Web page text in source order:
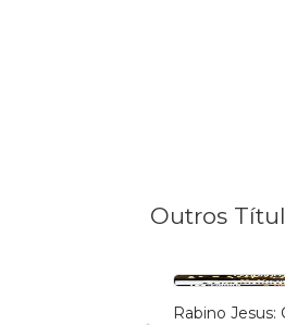
Outros
Rabino Jesus: